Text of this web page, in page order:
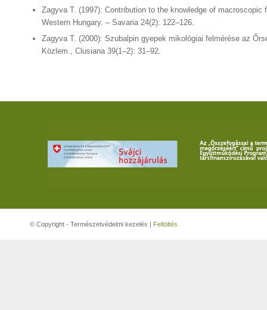
Zagyva T. (1997): Contribution to the knowledge of
Western Hungary. – Savaria 24(2): 122–126.
Zagyva T. (2000): Szubalpin gyepek mikológiai felmérése az
Közlem., Clusiana 39(1–2): 31–92.
© Copyright - Természetvédelmi kezelés | Feltöltés